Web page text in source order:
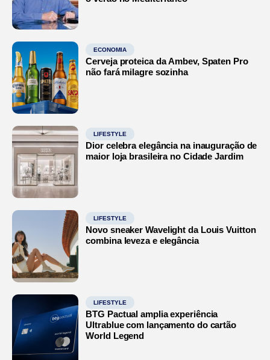
ECONOMIA
Cerveja proteica da Ambev, Spaten Pro
não fará milagre sozinha
LIFESTYLE
Dior celebra elegância na inauguração de
maior loja brasileira no Cidade Jardim
LIFESTYLE
Novo sneaker Wavelight da Louis Vuitton
combina leveza e elegância
LIFESTYLE
BTG Pactual amplia experiência
Ultrablue com lançamento do cartão
World Legend